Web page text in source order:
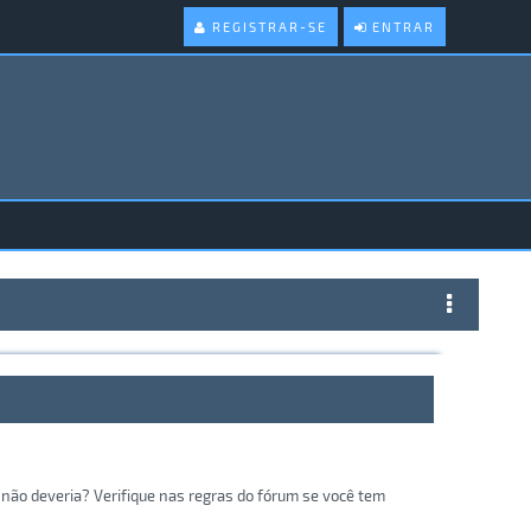
ENTRAR
REGISTRAR-SE
deveria? Verifique nas regras do fórum se você tem